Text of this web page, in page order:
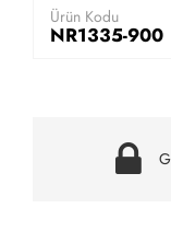
Ürün Kodu
NR1335-900